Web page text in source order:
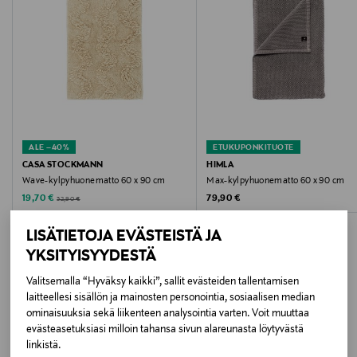
LISÄTIETOJA EVÄSTEISTÄ JA
YKSITYISYYDESTÄ
Valitsemalla “Hyväksy kaikki”, sallit evästeiden tallentamisen
laitteellesi sisällön ja mainosten personointia, sosiaalisen median
ominaisuuksia sekä liikenteen analysointia varten. Voit muuttaa
evästeasetuksiasi milloin tahansa sivun alareunasta löytyvästä
linkistä.
Hoito-ohjeet
Konepesu hoito-ohjeen mukaisesti.
Koko
60x90 CM
Valmistusmaa
Portugali
Valmistajan tuotenumero
1001132
ALE –40%
CASA STOCKMANN
Wave-kylpyhuonematto 60 x 90 cm
Discounted Price
19,70 € Original Price
32,90 €
ETUKUPONKITUOTE
HIMLA
Max-kylpyhuonematto 60 x 90 cm
Original Price
79,90 €
LISÄÄ KIINNOSTAVIA
TUOTTEITA